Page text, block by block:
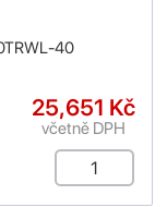
40
25,651 Kč
včetně DPH